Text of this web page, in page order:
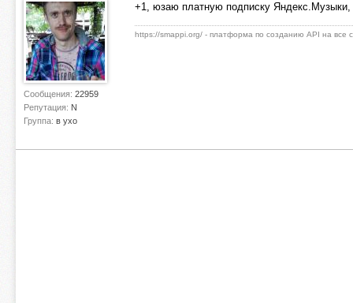
Сообщения: 22959
Репутация: N
Группа: в ухо
+1, юзаю платную подписку
https://smappi.org/ - платформа по созданию API на все